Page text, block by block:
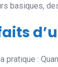
basiques,
pratique :